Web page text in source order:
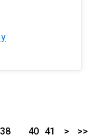
38
40 41 > >>